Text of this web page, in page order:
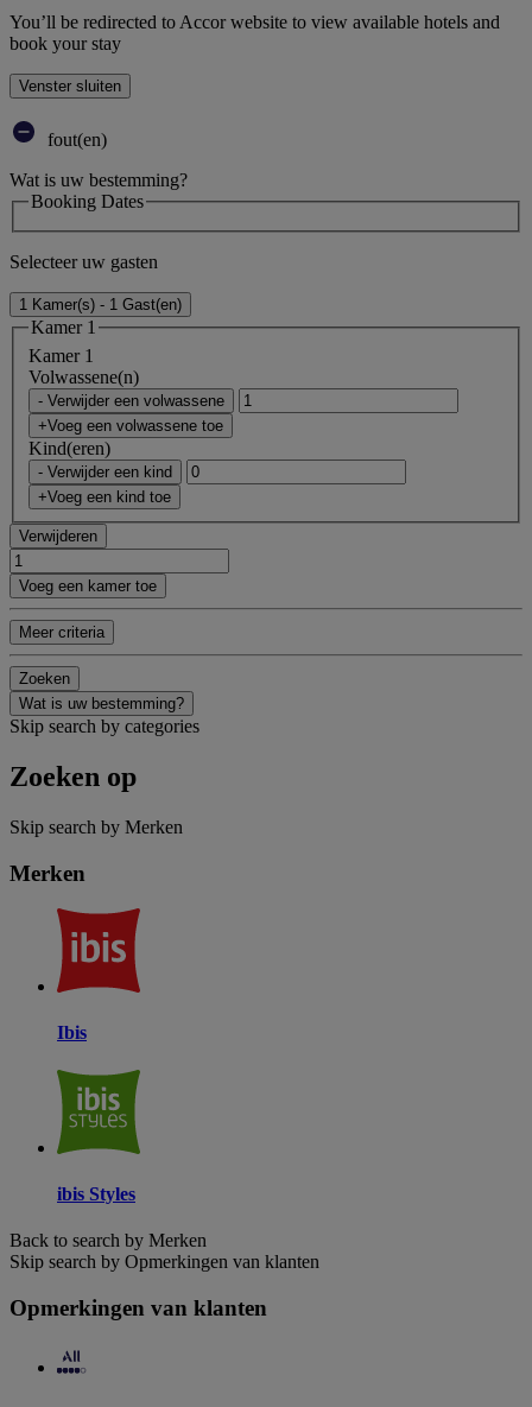
You’ll be redirected to Accor website to view available hotels and
book your stay
Venster sluiten
fout(en)
Wat is uw bestemming?
Booking Dates
Selecteer uw gasten
1 Kamer(s) - 1 Gast(en)
Kamer 1
Kamer 1
Volwassene(n)
- Verwijder een volwassene
+Voeg een volwassene toe
Kind(eren)
- Verwijder een kind
+Voeg een kind toe
Verwijderen
Voeg een kamer toe
Meer criteria
Zoeken
Wat is uw bestemming?
Skip search by categories
Zoeken op
Skip search by Merken
Merken
Ibis
ibis Styles
Back to search by Merken
Skip search by Opmerkingen van klanten
Opmerkingen van klanten